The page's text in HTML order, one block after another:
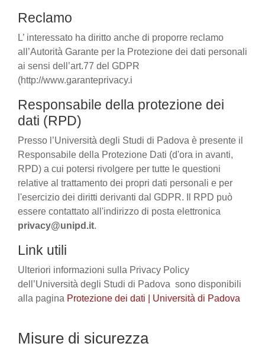
Reclamo
L’ interessato ha diritto anche di proporre reclamo
all’Autorità Garante per la Protezione dei dati personali
ai sensi dell’art.77 del GDPR
(http://www.garanteprivacy.i
Responsabile della protezione dei
dati (RPD)
Presso l’Università degli Studi di Padova è presente il
Responsabile della Protezione Dati (d'ora in avanti,
RPD) a cui potersi rivolgere per tutte le questioni
relative al trattamento dei propri dati personali e per
l'esercizio dei diritti derivanti dal GDPR. Il RPD può
essere contattato all'indirizzo di posta elettronica
privacy@unipd.it.
Link utili
Ulteriori informazioni sulla Privacy Policy
dell’Università degli Studi di Padova sono disponibili
alla pagina Protezione dei dati | Università di Padova
Misure di sicurezza